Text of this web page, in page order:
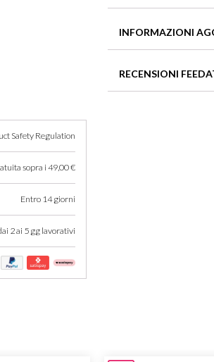
Safety Regulation
sopra i 49,00 €
Entro 14 giorni
2 ai 5 gg lavorativi
INFORMAZIONI
RECENSIONI